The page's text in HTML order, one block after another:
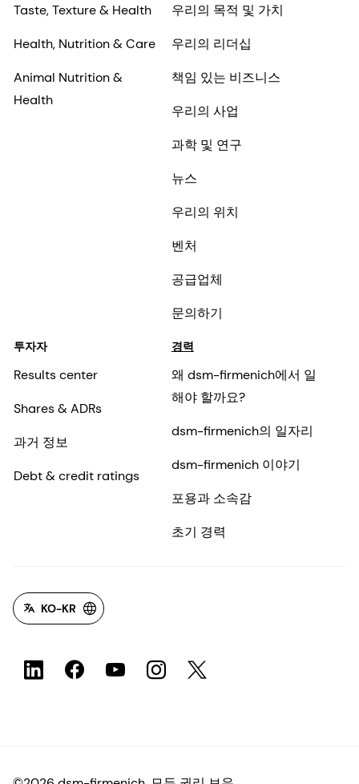
Taste, Texture & Health
Health, Nutrition & Care
Animal Nutrition &
Health
우리의 목적 및 가치
우리의 리더십
책임 있는 비즈니스
우리의 사업
과학 및 연구
뉴스
우리의 위치
벤처
공급업체
문의하기
투자자
Results center
Shares & ADRs
과거 정보
Debt & credit ratings
경력
왜 dsm-firmenich에서 일
해야 할까요?
dsm-firmenich의 일자리
dsm-firmenich 이야기
포용과 소속감
초기 경력
KO-KR